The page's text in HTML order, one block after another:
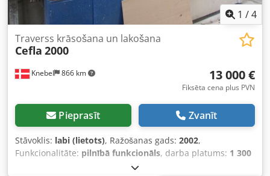
1 /4
Knebel 866 km
Traverss krāsošana un lakošana
Cefla 2000
13 000 €
Fiksēta cena plus PVN
Pieprasīt Zvanīt
Stāvoklis: labi (lietots), Ražošanas gads: 2002,
Funkcionalitāte: pilnībā funkcionāls, darba platums: 1 300
, pilnībā renovēts 2022. gadā Dcsdpjy Uacuefx Acdek